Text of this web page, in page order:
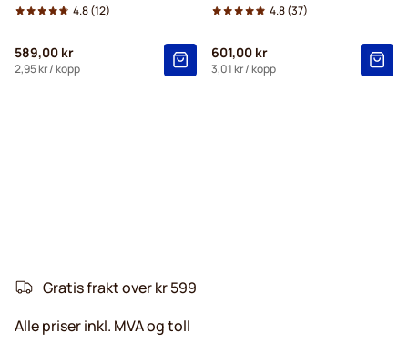
4.8(12)
589,00 kr
2,95 kr/ kopp
4.8(37)
601,00 kr
3,01 kr/ kopp
Gratis frakt over kr 599
Alle priser inkl. MVA og toll